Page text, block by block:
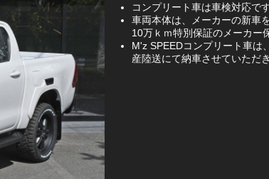
コンプリート車は車検対応で
車両本体は、メーカーの新車
10万ｋｍ特別保証のメーカー
M'z SPEEDコンプリート車は
産陸送にて納車させていただ